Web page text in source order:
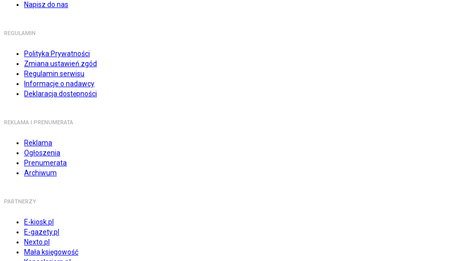
Napisz do nas
REGULAMIN
Polityka Prywatności
Zmiana ustawień zgód
Regulamin serwisu
Informacje o nadawcy
Deklaracja dostępności
REKLAMA I PRENUMERATA
Reklama
Ogłoszenia
Prenumerata
Archiwum
PARTNERZY
E-kiosk.pl
E-gazety.pl
Nexto.pl
Mała księgowość